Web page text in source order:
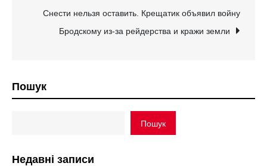
Снести нельзя оставить. Крещатик объявил войну
Бродскому из-за рейдерства и кражи земли
Пошук
Пошук
Недавні записи